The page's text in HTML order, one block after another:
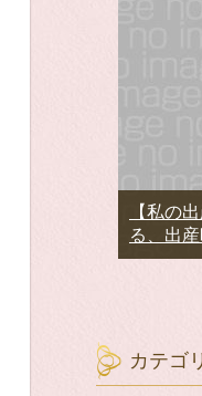
【私の
る、出
カテゴ